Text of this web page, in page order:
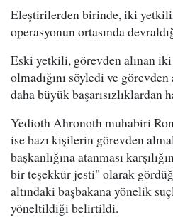
Eleştirilerden birinde, iki
operasyonun ortasında
Eski yetkili, görevden alınan
olmadığını söyledi ve
daha büyük başarısızlıklardan
Yedioth Ahronoth muhabiri
ise bazı kişilerin görevden
başkanlığına atanması
bir teşekkür jesti" olarak
altındaki başbakana yönelik
yöneltildiği belirtildi.